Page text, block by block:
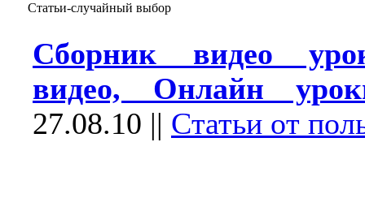
Статьи-случайный выбор
Сборник видео
видео, Онлайн
27.08.10 || Статьи от